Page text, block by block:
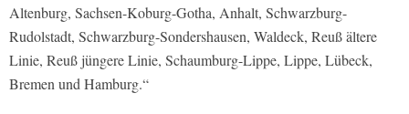
Altenburg, Sachsen-Koburg-Gotha, Anhalt, Schwarzburg-
Rudolstadt, Schwarzburg-Sondershausen, Waldeck, Reuß ältere
Linie, Reuß jüngere Linie, Schaumburg-Lippe, Lippe, Lübeck,
Bremen und Hamburg.“